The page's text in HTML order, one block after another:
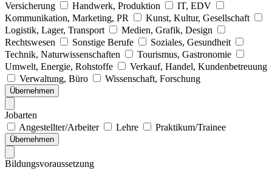
Versicherung
Handwerk, Produktion
IT, EDV
Kommunikation, Marketing, PR
Kunst, Kultur, Gesellschaft
Logistik, Lager, Transport
Medien, Grafik, Design
Rechtswesen
Sonstige Berufe
Soziales, Gesundheit
Technik, Naturwissenschaften
Tourismus, Gastronomie
Umwelt, Energie, Rohstoffe
Verkauf, Handel, Kundenbetreuung
Verwaltung, Büro
Wissenschaft, Forschung
Übernehmen
Jobarten
Angestellter/Arbeiter
Lehre Praktikum/Trainee
Übernehmen
Bildungsvoraussetzung